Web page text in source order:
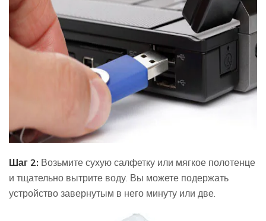
Шаг 2: Возьмите сухую салфетку или мягкое полотенце
и тщательно вытрите воду. Вы можете подержать
устройство завернутым в него минуту или две.